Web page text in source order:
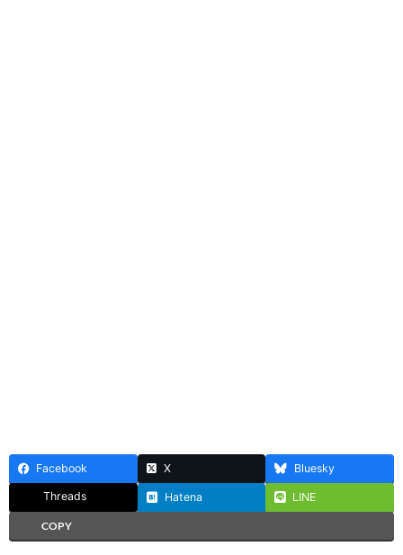
Facebook X Bluesky
Threads Hatena LINE
COPY